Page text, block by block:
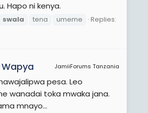
Hapo ni kenya.
swala tena umeme
Replies:
JamiiForums Tanzania
pesa. Leo
wanadai toka mwaka jana.
mnayo...